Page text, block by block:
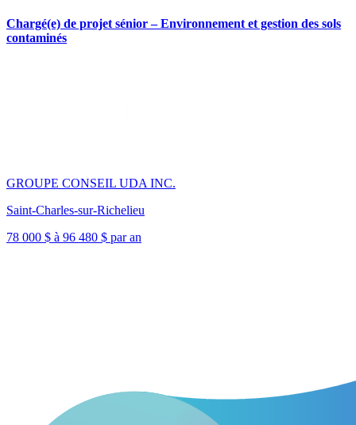
Chargé(e) de projet sénior – Environnement et gestion des sols
contaminés
GROUPE CONSEIL UDA INC.
Saint-Charles-sur-Richelieu
78 000 $ à 96 480 $ par an